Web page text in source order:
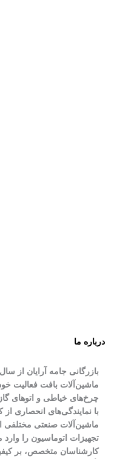
درباره ما
ماشین‌آلات بافت فعالیت
چرخ‌های خیاطی و اتوهای
با نمایندگی‌های انحصاری
ماشین‌آلات صنعتی مختلفی
تجهیزات اتوماسیون را وارد
کارشناسان متخصص، بر